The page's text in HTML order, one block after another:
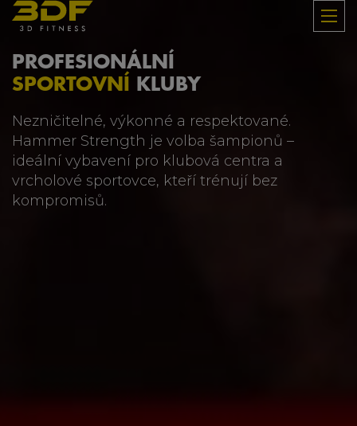
PROFESIONÁLNÍ
SPORTOVNÍ
KLUBY
Nezničitelné, výkonné a respektované.
Hammer Strength je volba šampionů –
ideální vybavení pro klubová centra a
vrcholové sportovce, kteří trénují bez
kompromisů.